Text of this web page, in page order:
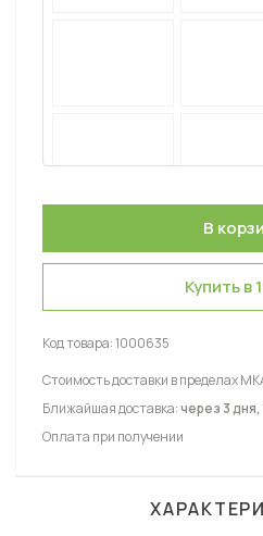
Купить в
Код товара:1000635
Стоимость доставки в пределах
Ближайшая доставка:через 3 дня,
Оплата при получении